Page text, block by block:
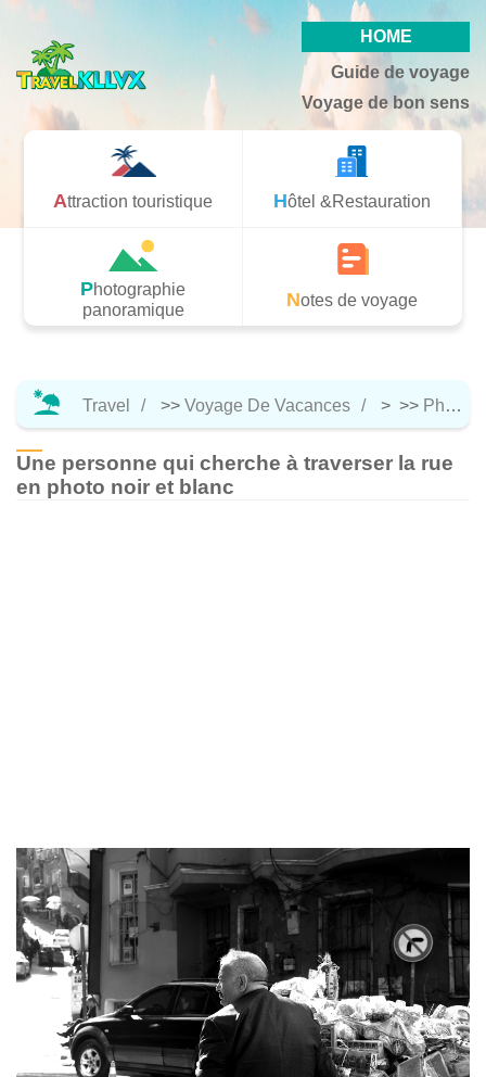
HOME
Guide de voyage
Voyage de bon sens
Attraction touristique Hôtel &Restauration
Photographie
panoramique
Notes de voyage
Travel >> Voyage De Vacances > >> Photographie Panoramique
Une personne qui cherche à traverser la rue
en photo noir et blanc